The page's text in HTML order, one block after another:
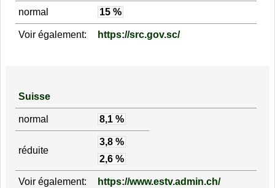
normal 15 %
Voir également: https://src.gov.sc/
Suisse
normal 8,1 %
réduite
3,8 %
2,6 %
Voir également: https://www.estv.admin.ch/